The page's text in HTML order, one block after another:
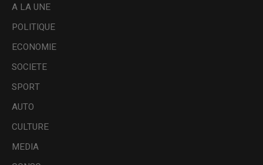
A LA UNE
POLITIQUE
ECONOMIE
SOCIETE
SPORT
AUTO
CULTURE
MEDIA